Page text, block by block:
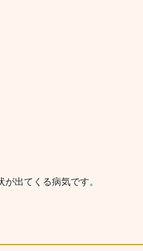
出てくる病気です。